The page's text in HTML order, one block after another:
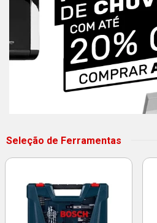
Seleção de Ferramentas